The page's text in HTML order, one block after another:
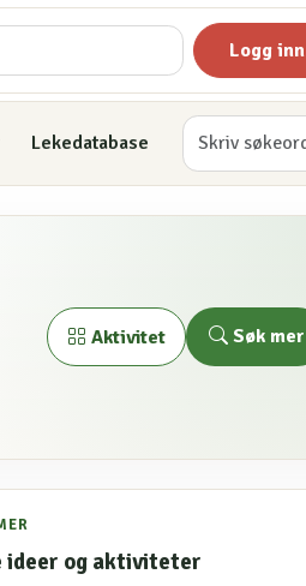
Logg inn
Lekedatabase
Aktivitet Søk mer
ideer og aktiviteter